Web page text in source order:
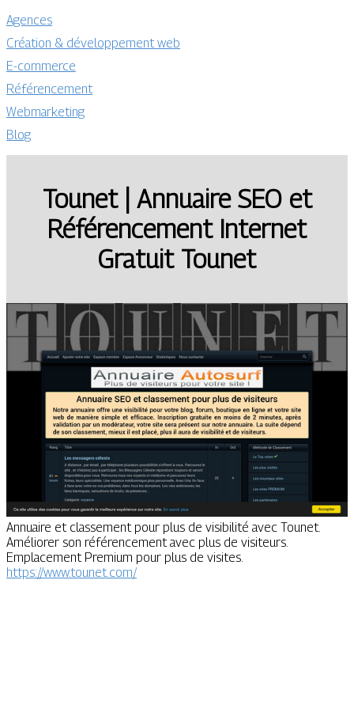
Agences
Création & développement web
E-commerce
Référencement
Webmarketing
Blog
Tounet | Annuaire SEO et
Référen­ce­ment Internet
Gratuit Tounet
Annuaire et classement pour plus de visibilité avec Tounet.
Améliorer son référencement avec plus de visiteurs.
Emplacement Premium pour plus de visites.
https://www.tounet.com/